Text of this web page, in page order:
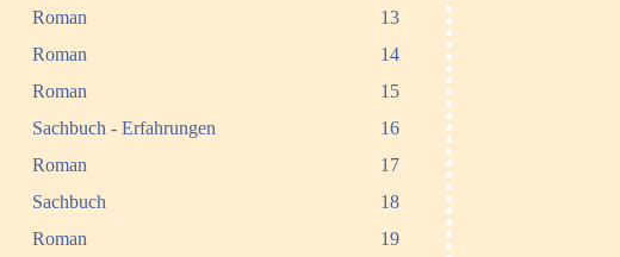
Roman
13
Roman
14
Roman
15
Sachbuch - Erfahrungen
16
Roman
17
Sachbuch
18
Roman
19